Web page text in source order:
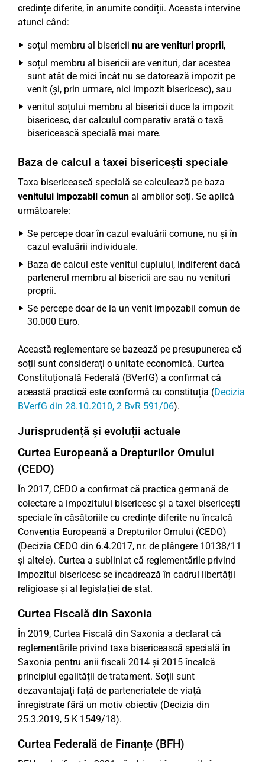
credințe diferite, în anumite condiții. Aceasta intervine
atunci când:
soțul membru al bisericii nu are venituri proprii,
soțul membru al bisericii are venituri, dar acestea
sunt atât de mici încât nu se datorează impozit pe
venit (și, prin urmare, nici impozit bisericesc), sau
venitul soțului membru al bisericii duce la impozit
bisericesc, dar calculul comparativ arată o taxă
bisericească specială mai mare.
Baza de calcul a taxei bisericești speciale
Taxa bisericească specială se calculează pe baza
venitului impozabil comun al ambilor soți. Se aplică
următoarele:
Se percepe doar în cazul evaluării comune, nu și în
cazul evaluării individuale.
Baza de calcul este venitul cuplului, indiferent dacă
partenerul membru al bisericii are sau nu venituri
proprii.
Se percepe doar de la un venit impozabil comun de
30.000 Euro.
Această reglementare se bazează pe presupunerea că
soții sunt considerați o unitate economică. Curtea
Constituțională Federală (BVerfG) a confirmat că
această practică este conformă cu constituția (Decizia
BVerfG din 28.10.2010, 2 BvR 591/06).
Jurisprudență și evoluții actuale
Curtea Europeană a Drepturilor Omului
(CEDO)
În 2017, CEDO a confirmat că practica germană de
colectare a impozitului bisericesc și a taxei bisericești
speciale în căsătoriile cu credințe diferite nu încalcă
Convenția Europeană a Drepturilor Omului (CEDO)
(Decizia CEDO din 6.4.2017, nr. de plângere 10138/11
și altele). Curtea a subliniat că reglementările privind
impozitul bisericesc se încadrează în cadrul libertății
religioase și al legislației de stat.
Curtea Fiscală din Saxonia
În 2019, Curtea Fiscală din Saxonia a declarat că
reglementările privind taxa bisericească specială în
Saxonia pentru anii fiscali 2014 și 2015 încalcă
principiul egalității de tratament. Soții sunt
dezavantajați față de parteneriatele de viață
înregistrate fără un motiv obiectiv (Decizia din
25.3.2019, 5 K 1549/18).
Curtea Federală de Finanțe (BFH)